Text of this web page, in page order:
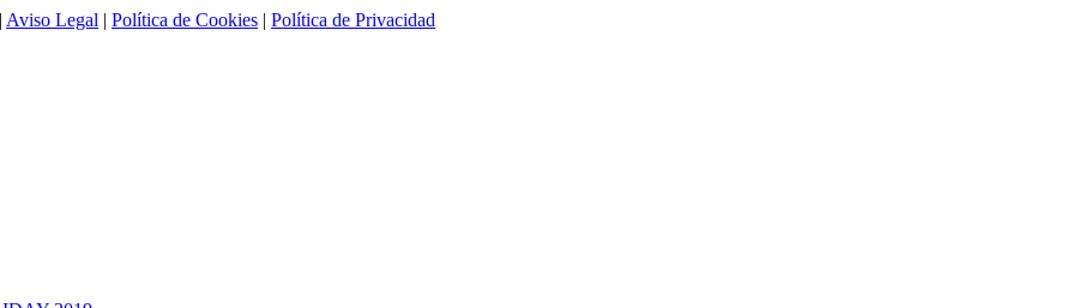
Aviso Legal | Política de Cookies | Política de Privacidad